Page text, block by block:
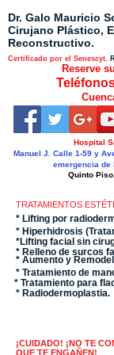
Dr. Galo Mauricio
Cirujano Plástico,
Reconstructivo.
Certificado por el Senescyt.
Reserve
Hospital
Manuel J. Calle 1-59 y
emergencia de
Quinto
TRATAMIENTOS
¡CUIDADO! ¡NO TE
QUE TE ENGAÑEN!
* Lifting por
* Hiperhidrosis
*Lifting facial sin
* Relleno de surcos
* Aumento y
* Tratamiento de
* Tratamiento para
* Radiodermoplastia.